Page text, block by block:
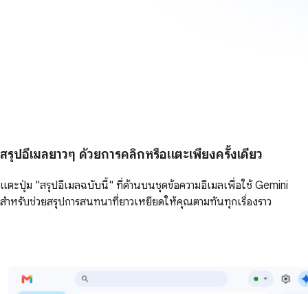
สรุปอีเมลยาวๆ ด้วยการคลิกหรือแตะเพียงครั้งเดียว
แตะปุ่ม "สรุปอีเมลฉบับนี้" ที่ด้านบนชุดข้อความอีเมลเพื่อใช้ Gemini
สำหรับช่วยสรุปการสนทนาที่ยาวเหยียดให้คุณตามทันทุกเรื่องราว